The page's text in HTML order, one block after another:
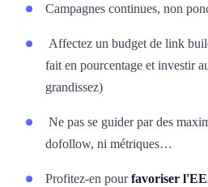
Campagnes continues, non
Affectez un budget de link
fait en pourcentage et investir
grandissez)
Ne pas se guider par des
dofollow, ni métriques…
Profitez-en pourfavoriser